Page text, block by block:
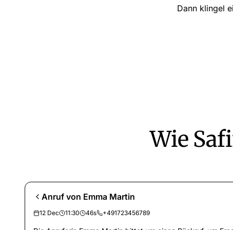
Dann klingel
Wie
Anruf von Emma Martin
12 Dec 11:30 46s +491723456789